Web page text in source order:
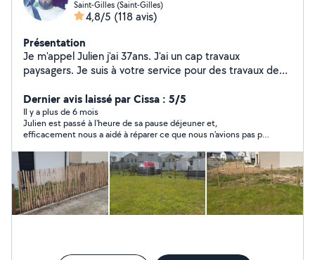
Saint-Gilles (Saint-Gilles)
4,8/5 (118 avis)
Présentation
Je m'appel Julien j'ai 37ans. J'ai un cap travaux
paysagers. Je suis à votre service pour des travaux de
haie, élagage, pose de gazon synthétique, pose de
clôture) ou tous autre entretien de jardin. Je suis aussi à
l'aise avec la peinture, nettoyage, pose d'étagères,
montage de meubles...
Dernier avis laissé par Cissa : 5/5
Il y a plus de 6 mois
Julien est passé à l'heure de sa pause déjeuner et,
efficacement nous a aidé à réparer ce que nous n'avions pas pu